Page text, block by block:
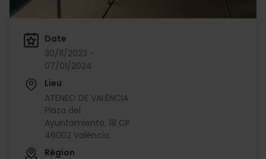
Date
30/11/2023 -
07/01/2024
Lieu
ATENEO DE VALÈNCIA
Plaza del
Ayuntamiento, 18 CP
46002 València
Région